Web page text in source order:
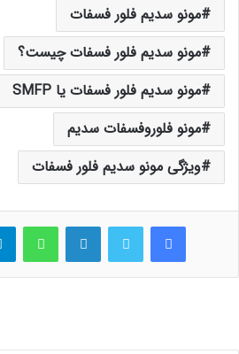
مونو سدیم فلور فسفات
مونو سدیم فلور فسفات چیست؟
مونو سدیم فلور فسفات یا SMFP
مونو فلوروفسفات سدیم
ویژگی مونو سدیم فلور فسفات
فیس بوک لینکدین واتس آپ